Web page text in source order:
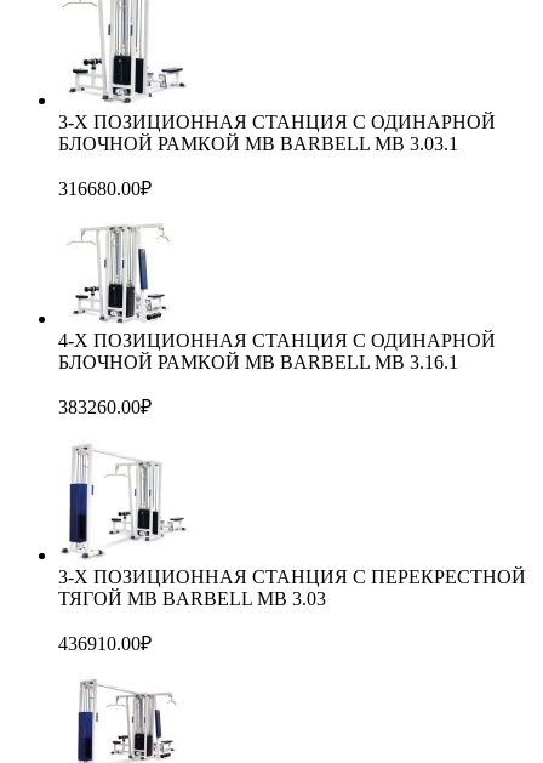
3-Х ПОЗИЦИОННАЯ СТАНЦИЯ С ОДИНАРНОЙ
БЛОЧНОЙ РАМКОЙ MB BARBELL MB 3.03.1
316680.00₽
4-Х ПОЗИЦИОННАЯ СТАНЦИЯ С ОДИНАРНОЙ
БЛОЧНОЙ РАМКОЙ МВ BARBELL MB 3.16.1
383260.00₽
3-Х ПОЗИЦИОННАЯ СТАНЦИЯ С ПЕРЕКРЕСТНОЙ
ТЯГОЙ МВ BARBELL MB 3.03
436910.00₽